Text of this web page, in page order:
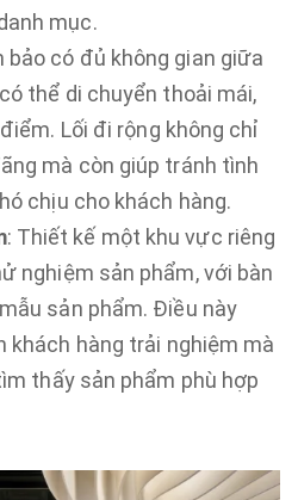
mục.
bảo có đủ không gian giữa
thể di chuyển thoải mái,
Lối đi rộng không chỉ
mà còn giúp tránh tình
chịu cho khách hàng.
: Thiết kế một khu vực riêng
nghiệm sản phẩm, với bàn
sản phẩm. Điều này
khách hàng trải nghiệm mà
thấy sản phẩm phù hợp